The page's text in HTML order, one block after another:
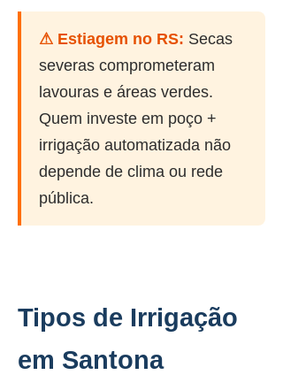
⚠ Estiagem no RS: Secas
severas comprometeram
lavouras e áreas verdes.
Quem investe em poço +
irrigação automatizada não
depende de clima ou rede
pública.
Tipos de Irrigação
em Santona